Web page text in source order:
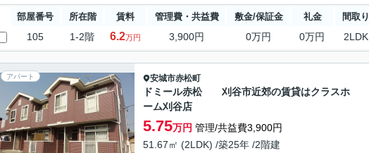
部屋番号 所在階 賃料 管理費・共益費 敷金/保証金 礼金 間取り
105 1-2階 6.2万円 3,900円 0万円 0万円 2LDK
アパート 安城市赤松町
ドミール赤松 刈谷市近郊の賃貸はクラスホ
ーム刈谷店
5.75万円 管理/共益費3,900円
51.67㎡ (2LDK) /築25年 /2階建